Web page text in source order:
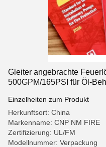
Gleiter angebrachte
500GPM/165PSI für Öl-
Einzelheiten zum Produkt
Herkunftsort: China
Markenname: CNP NM FIRE
Zertifizierung: UL/FM
Modellnummer: Verpackung